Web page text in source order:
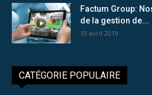
Factum Group:
de la gestion de...
10 avril 2019
CATÉGORIE POPULAIRE